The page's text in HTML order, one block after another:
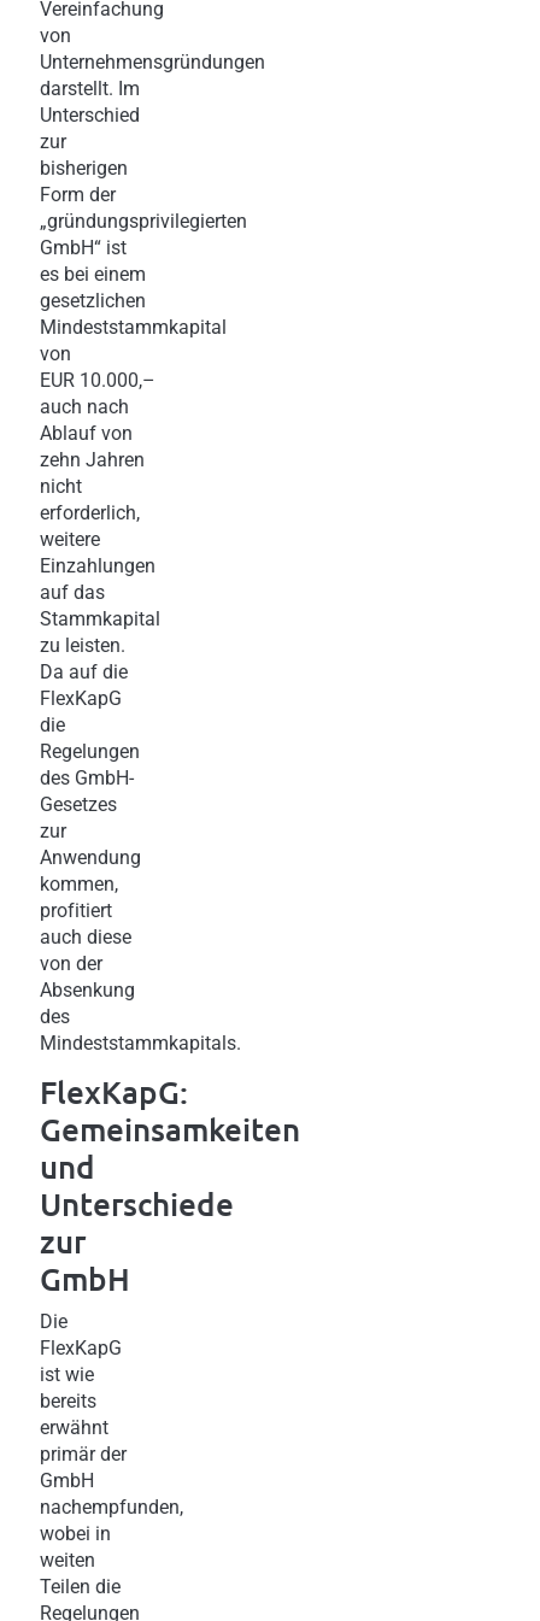
Vereinfachung
von
Unternehmensgründungen
darstellt. Im
Unterschied
zur
bisherigen
Form der
„gründungsprivilegierten
GmbH“ ist
es bei einem
gesetzlichen
Mindeststammkapital
von
EUR 10.000,–
auch nach
Ablauf von
zehn Jahren
nicht
erforderlich,
weitere
Einzahlungen
auf das
Stammkapital
zu leisten.
Da auf die
FlexKapG
die
Regelungen
des GmbH-
Gesetzes
zur
Anwendung
kommen,
profitiert
auch diese
von der
Absenkung
des
Mindeststammkapitals.
FlexKapG:
Gemeinsamkeiten
und
Unterschiede
zur
GmbH
Die
FlexKapG
ist wie
bereits
erwähnt
primär der
GmbH
nachempfunden,
wobei in
weiten
Teilen die
Regelungen